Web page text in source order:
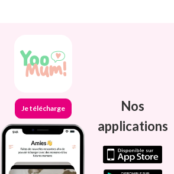
Je télécharge
Nos
applications